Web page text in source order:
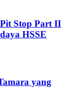
Stop Part II
HSSE
yang